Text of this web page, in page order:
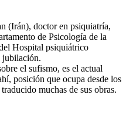
(Irán), doctor en psiquiatría,
de Psicología de la
Hospital psiquiátrico
jubilación.
el sufismo, es el actual
posición que ocupa desde los
muchas de sus obras.